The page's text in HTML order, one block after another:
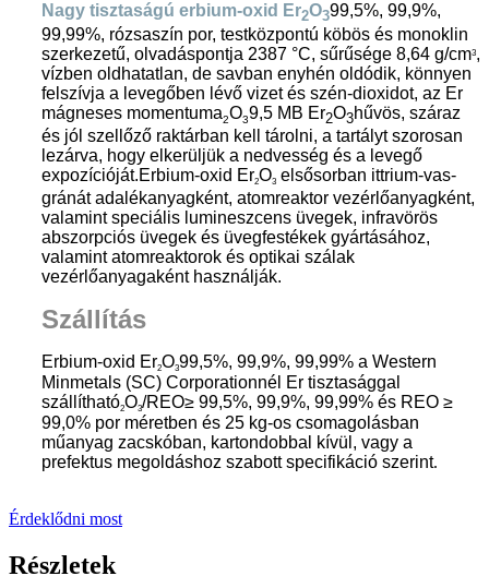
Nagy tisztaságú erbium-oxid Er2O399,5%, 99,9%,
99,99%, rózsaszín por, testközpontú köbös és monoklin
szerkezetű, olvadáspontja 2387 °C, sűrűsége 8,64 g/cm3,
vízben oldhatatlan, de savban enyhén oldódik, könnyen
felszívja a levegőben lévő vizet és szén-dioxidot, az Er
mágneses momentuma2O39,5 MB Er2O3hűvös, száraz
és jól szellőző raktárban kell tárolni, a tartályt szorosan
lezárva, hogy elkerüljük a nedvesség és a levegő
expozícióját.Erbium-oxid Er2O3 elsősorban ittrium-vas-
gránát adalékanyagként, atomreaktor vezérlőanyagként,
valamint speciális lumineszcens üvegek, infravörös
abszorpciós üvegek és üvegfestékek gyártásához,
valamint atomreaktorok és optikai szálak
vezérlőanyagaként használják.
Szállítás
Erbium-oxid Er2O399,5%, 99,9%, 99,99% a Western
Minmetals (SC) Corporationnél Er tisztasággal
szállítható2O3/REO≥ 99,5%, 99,9%, 99,99% és REO ≥
99,0% por méretben és 25 kg-os csomagolásban
műanyag zacskóban, kartondobbal kívül, vagy a
prefektus megoldáshoz szabott specifikáció szerint.
Érdeklődni most
Részletek